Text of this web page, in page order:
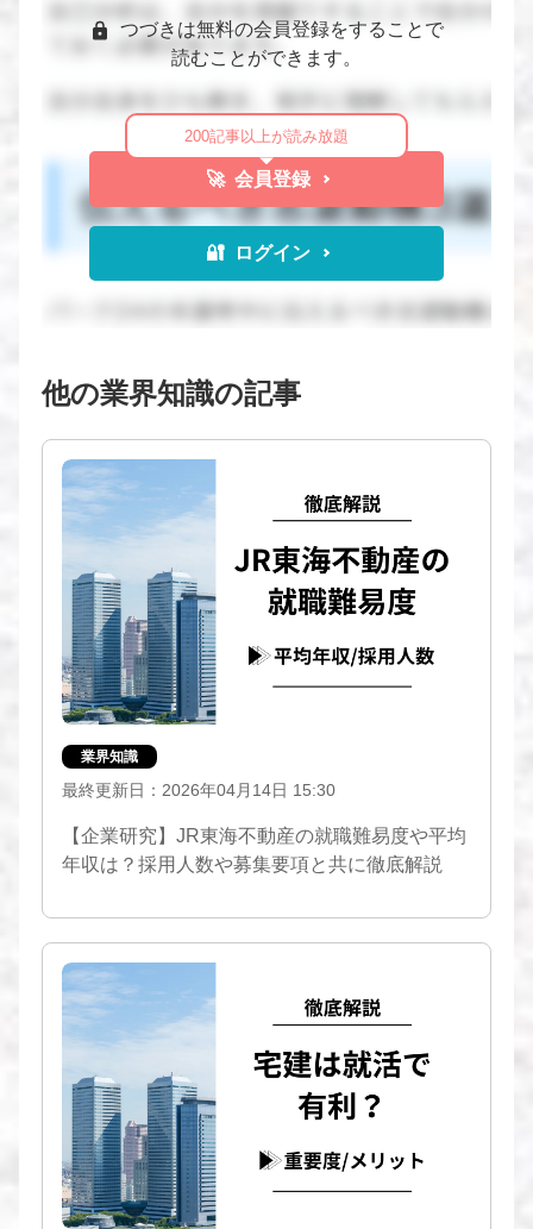
つづきは無料の会員登録をすることで
読むことができます。
200記事以上が読み放題
🚀 会員登録
🔐 ログイン
他の業界知識の記事
業界知識
最終更新日：2026年04月14日 15:30
【企業研究】JR東海不動産の就職難易度や平均
年収は？採用人数や募集要項と共に徹底解説